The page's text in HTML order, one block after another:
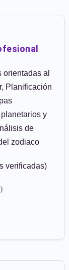
orientadas al
Planificación
y
de
zodiaco
verificadas)